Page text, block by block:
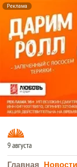
Реклама
9 августа
Главная